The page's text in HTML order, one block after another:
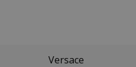
Versace